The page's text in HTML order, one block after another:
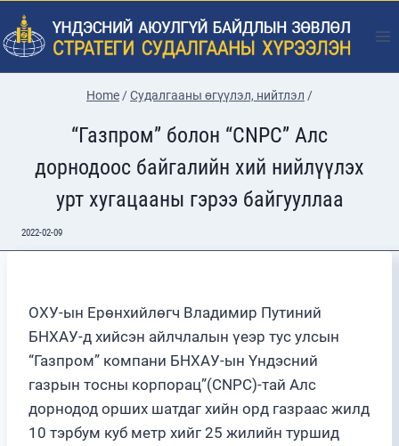
Skip
to
content
Home/Судалгааны өгүүлэл, нийтлэл /
“Газпром” болон “CNPC” Алс
дорнодоос байгалийн хий нийлүүлэх
урт хугацааны гэрээ байгууллаа
2022-02-09
ОХУ-ын Ерөнхийлөгч Владимир Путиний
БНХАУ-д хийсэн айлчлалын үеэр тус улсын
“Газпром” компани БНХАУ-ын Үндэсний
газрын тосны корпорац”(CNPC)-тай Алс
дорнодод орших шатдаг хийн орд газраас жилд
10 тэрбум куб метр хийг 25 жилийн туршид